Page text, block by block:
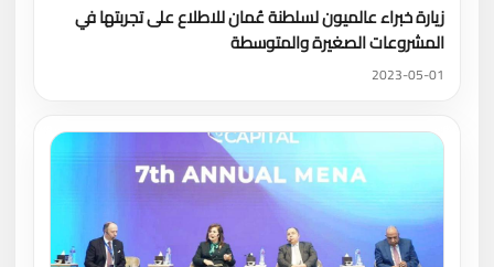
زيارة خبراء عالميون لسلطنة عُمان للاطلاع على تجربتها في
المشروعات الصغيرة والمتوسطة
2023-05-01